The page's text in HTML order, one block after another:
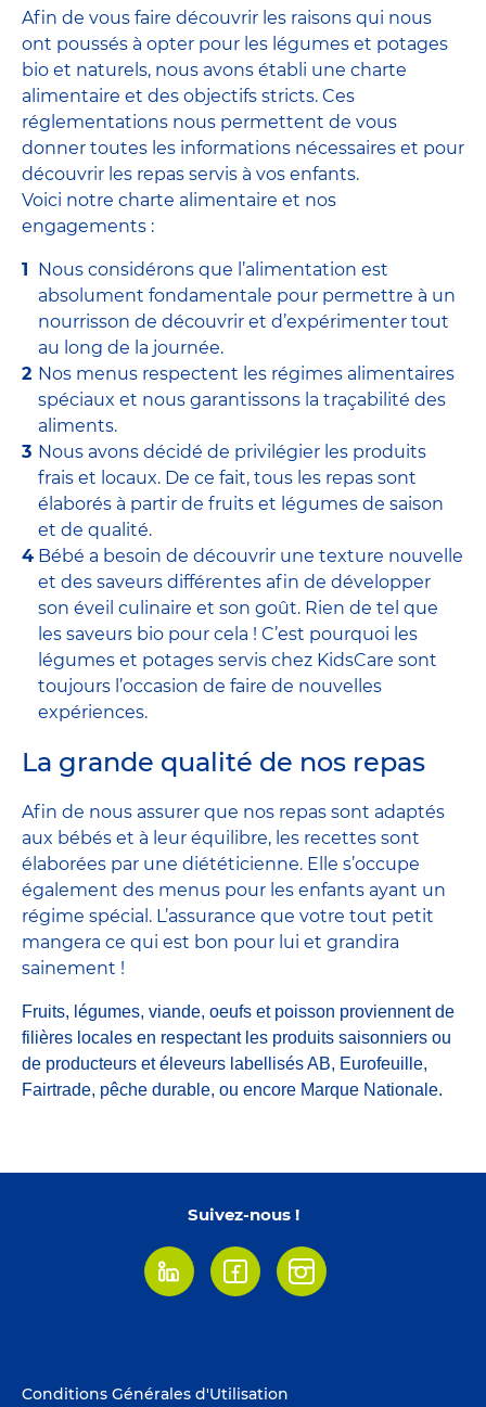
Afin de vous faire découvrir les raisons qui nous
ont poussés à opter pour les légumes et potages
bio et naturels, nous avons établi une charte
alimentaire et des objectifs stricts. Ces
réglementations nous permettent de vous
donner toutes les informations nécessaires et pour
découvrir les repas servis à vos enfants.
Voici notre charte alimentaire et nos
engagements :
Nous considérons que l’alimentation est
absolument fondamentale pour permettre à un
nourrisson de découvrir et d’expérimenter tout
au long de la journée.
Nos menus respectent les régimes alimentaires
spéciaux et nous garantissons la traçabilité des
aliments.
Nous avons décidé de privilégier les produits
frais et locaux. De ce fait, tous les repas sont
élaborés à partir de fruits et légumes de saison
et de qualité.
Bébé a besoin de découvrir une texture nouvelle
et des saveurs différentes afin de développer
son éveil culinaire et son goût. Rien de tel que
les saveurs bio pour cela ! C’est pourquoi les
légumes et potages servis chez KidsCare sont
toujours l’occasion de faire de nouvelles
expériences.
La grande qualité de nos repas
Afin de nous assurer que nos repas sont adaptés
aux bébés et à leur équilibre, les recettes sont
élaborées par une diététicienne. Elle s’occupe
également des menus pour les enfants ayant un
régime spécial. L’assurance que votre tout petit
mangera ce qui est bon pour lui et grandira
sainement !
Fruits, légumes, viande, oeufs et poisson proviennent de
filières locales en respectant les produits saisonniers ou
de producteurs et éleveurs labellisés AB, Eurofeuille,
Fairtrade, pêche durable, ou encore Marque Nationale.
Suivez-nous !
LinkedinFacebookInstagram
Footer
Conditions Générales d'Utilisation